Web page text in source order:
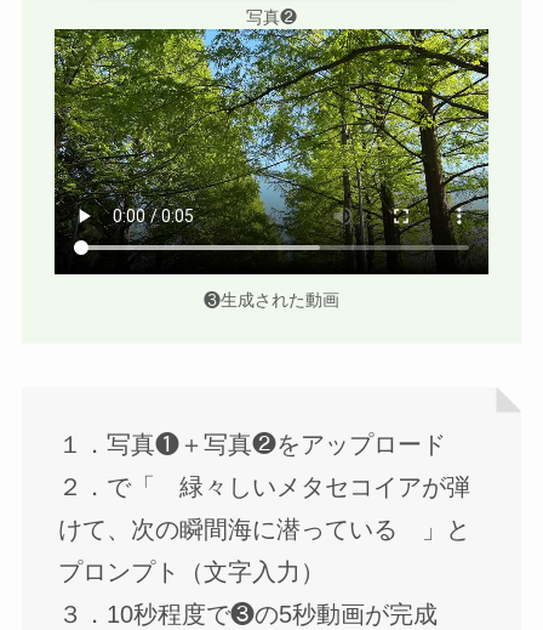
写真❷
❸生成された動画
１．写真❶＋写真❷をアップロード
２．で「 緑々しいメタセコイアが弾
けて、次の瞬間海に潜っている 」と
プロンプト（文字入力）
３．10秒程度で❸の5秒動画が完成